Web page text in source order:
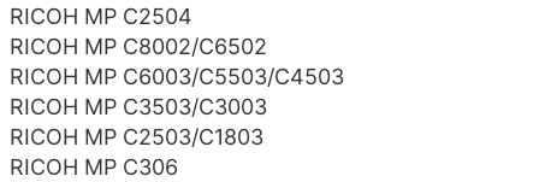
RICOH MP C2504
RICOH MP C8002/C6502
RICOH MP C6003/C5503/C4503
RICOH MP C3503/C3003
RICOH MP C2503/C1803
RICOH MP C306